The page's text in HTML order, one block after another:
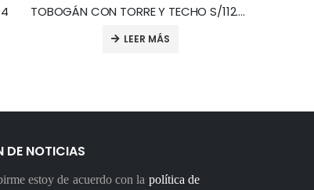
TOBOGÁN CON TORRE Y TECHO S/112.GSL
LEER MÁS
DE NOTICIAS
estoy de acuerdo con la política de